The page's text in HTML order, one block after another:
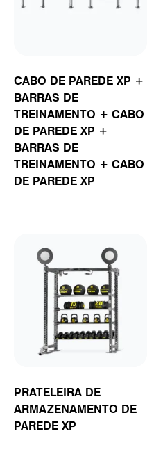
CABO DE PAREDE XP +
BARRAS DE
TREINAMENTO + CABO
DE PAREDE XP +
BARRAS DE
TREINAMENTO + CABO
DE PAREDE XP
PRATELEIRA DE
ARMAZENAMENTO DE
PAREDE XP